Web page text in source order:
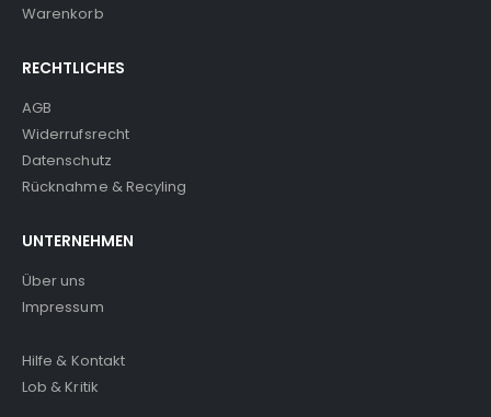
Warenkorb
RECHTLICHES
AGB
Widerrufsrecht
Datenschutz
Rücknahme & Recyling
UNTERNEHMEN
Über uns
Impressum
Hilfe & Kontakt
Lob & Kritik